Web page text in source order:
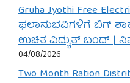
Gruha Jyothi Free
ಫಲಾನುಭವಿಗಳಿಗೆ ಬಿಗ್
ಉಚಿತ ವಿದ್ಯುತ್ ಬಂದ್ |
04/08/2026
Two Month Ration